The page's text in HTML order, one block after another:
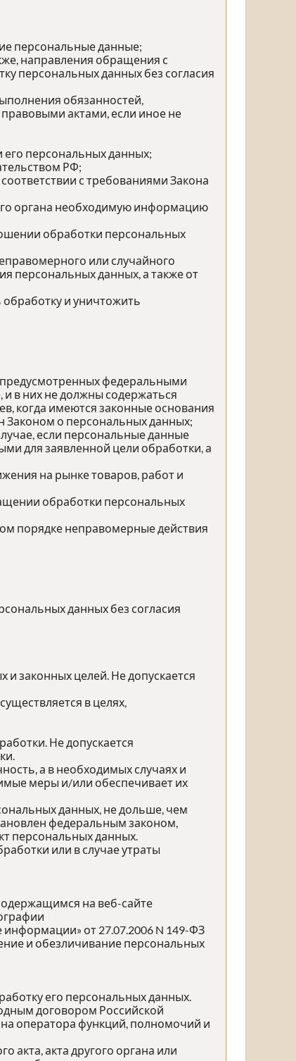
персональные данные;
направления обращения с
персональных данных без согласия
обязанностей,
актами, если иное не
персональных данных;
РФ;
с требованиями Закона
органа необходимую информацию
обработки персональных
или случайного
персональных данных, а также от
и уничтожить
федеральными
в них не должны содержаться
когда имеются законные основания
Законом о персональных данных;
если персональные данные
для заявленной цели обработки, а
на рынке товаров, работ и
обработки персональных
порядке неправомерные действия
данных без согласия
законных целей. Не допускается
в целях,
Не допускается
а в необходимых случаях и
меры и/или обеспечивает их
данных, не дольше, чем
федеральным законом,
персональных данных.
или в случае утраты
на веб-сайте
от 27.07.2006 N 149-ФЗ
и обезличивание персональных
его персональных данных.
договором Российской
оператора функций, полномочий и
акта, акта другого органа или